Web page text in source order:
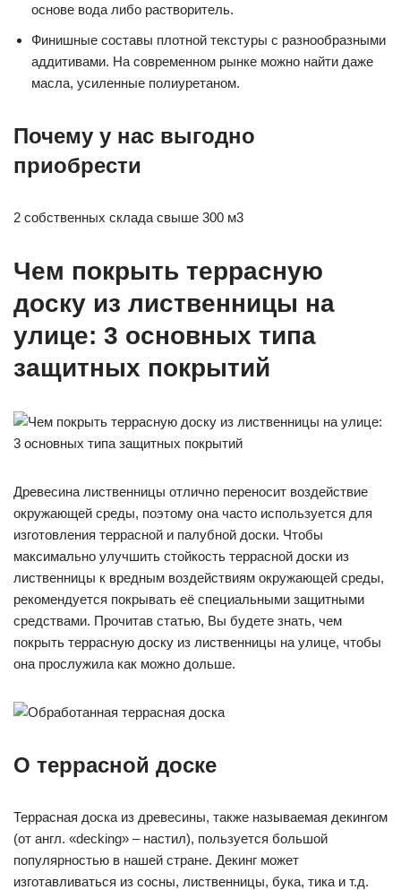
основе вода либо растворитель.
Финишные составы плотной текстуры с разнообразными
аддитивами. На современном рынке можно найти даже
масла, усиленные полиуретаном.
Почему у нас выгодно
приобрести
2 собственных склада свыше 300 м3
Чем покрыть террасную
доску из лиственницы на
улице: 3 основных типа
защитных покрытий
Древесина лиственницы отлично переносит воздействие
окружающей среды, поэтому она часто используется для
изготовления террасной и палубной доски. Чтобы
максимально улучшить стойкость террасной доски из
лиственницы к вредным воздействиям окружающей среды,
рекомендуется покрывать её специальными защитными
средствами. Прочитав статью, Вы будете знать, чем
покрыть террасную доску из лиственницы на улице, чтобы
она прослужила как можно дольше.
О террасной доске
Террасная доска из древесины, также называемая декингом
(от англ. «decking» – настил), пользуется большой
популярностью в нашей стране. Декинг может
изготавливаться из сосны, лиственницы, бука, тика и т.д.